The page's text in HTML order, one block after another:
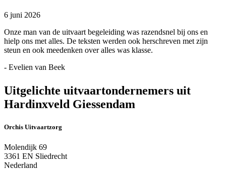
6 juni 2026
Onze man van de uitvaart begeleiding was razendsnel bij ons en
hielp ons met alles. De teksten werden ook herschreven met zijn
steun en ook meedenken over alles was klasse.
- Evelien van Beek
Uitgelichte uitvaartondernemers uit
Hardinxveld Giessendam
Orchis Uitvaartzorg
Molendijk 69
3361 EN Sliedrecht
Nederland